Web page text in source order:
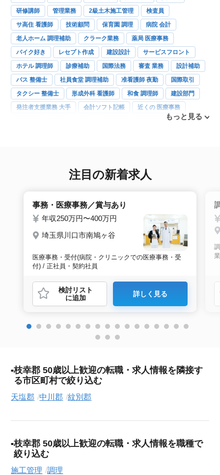
研修講師
管理業務 2級土木施工管理
検査員
サ高住 看護師
技術顧問 保育園 調理
病院 会計
老人ホーム 調理補助
クラーク業務
薬局 医療事務
バイク好き
レセプト作成 建設設計
サービスフロント
ホテル 調理師
診療補助 国際法務 審査 業務
設計補助
バス 整備士
社員食堂 調理補助 准看護師 夜勤
国際取引
タクシー 整備士
形成外科 看護師 和食 調理師
建設部門
発注者支援業務 大手
会計ソフト記帳
近くの 医療事務
障害年金
もっと見る
注目の新着求人
事務・医療事務／賞与あり
年収250万円〜400万円
埼玉県川口市南鳩ヶ谷
医療事務・受付(病院・クリニックでの医療事務・受
付) / 正社員・契約社員
検討リスト
に追加
詳しく見る
枝幸郡 50歳以上歓迎の転職・求人情報を隣接す
る市区町村で絞り込む
天塩郡 中川郡 紋別郡
枝幸郡 50歳以上歓迎の転職・求人情報を職種で
絞り込む
施工管理 調理